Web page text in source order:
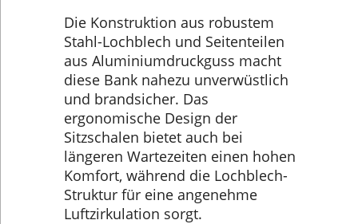
Die Konstruktion aus robustem
Stahl-Lochblech und Seitenteilen
aus Aluminiumdruckguss macht
diese Bank nahezu unverwüstlich
und brandsicher. Das
ergonomische Design der
Sitzschalen bietet auch bei
längeren Wartezeiten einen hohen
Komfort, während die Lochblech-
Struktur für eine angenehme
Luftzirkulation sorgt.